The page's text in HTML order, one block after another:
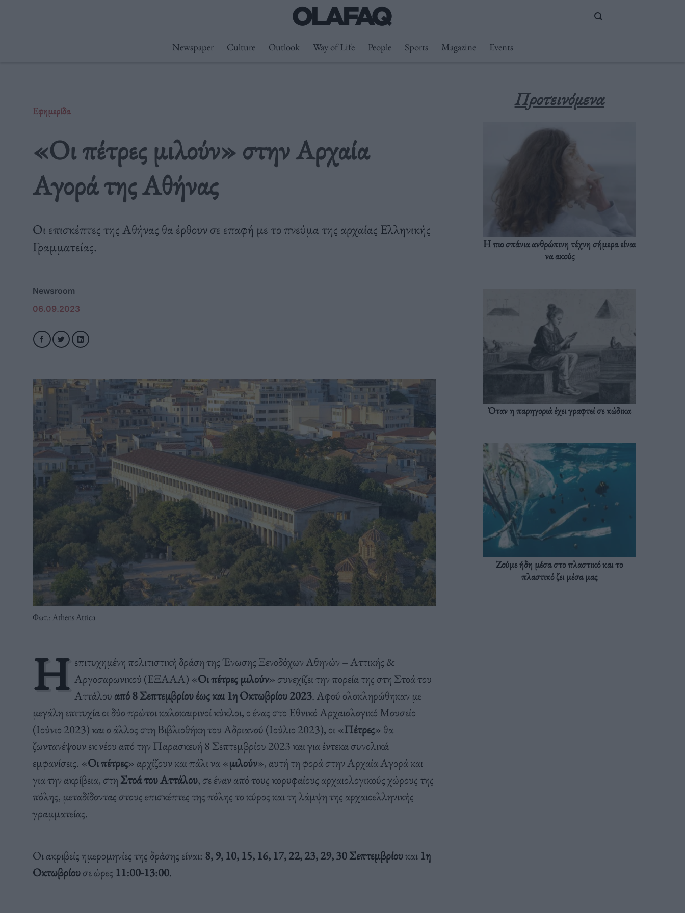
Newspaper Culture Outlook Way of Life People Sports Magazine Events
Εφημερίδα
«Οι πέτρες μιλούν» στην Αρχαία
Αγορά της Αθήνας
Οι επισκέπτες της Αθήνας θα έρθουν σε επαφή με το πνεύμα της αρχαίας Ελληνικής
Γραμματείας.
Newsroom
06.09.2023
Φωτ.: Athens Attica
Η επιτυχημένη πολιτιστική δράση της Ένωσης Ξενοδόχων Αθηνών – Αττικής &
Αργοσαρωνικού (ΕΞΑΑA) «Οι πέτρες μιλούν» συνεχίζει την πορεία της στη Στοά του
Αττάλου από 8 Σεπτεμβρίου έως και 1η Οκτωβρίου 2023. Αφού ολοκληρώθηκαν με
μεγάλη επιτυχία οι δύο πρώτοι καλοκαιρινοί κύκλοι, ο ένας στο Εθνικό Αρχαιολογικό Μουσείο
(Ιούνιο 2023) και ο άλλος στη Βιβλιοθήκη του Αδριανού (Ιούλιο 2023), οι «Πέτρες» θα
ζωντανέψουν εκ νέου από την Παρασκευή 8 Σεπτεμβρίου 2023 και για έντεκα συνολικά
εμφανίσεις. «Οι πέτρες» αρχίζουν και πάλι να «μιλούν», αυτή τη φορά στην Αρχαία Αγορά και
για την ακρίβεια, στη Στοά του Αττάλου, σε έναν από τους κορυφαίους αρχαιολογικούς χώρους της
πόλης, μεταδίδοντας στους επισκέπτες της πόλης το κύρος και τη λάμψη της αρχαιοελληνικής
γραμματείας.
Οι ακριβείς ημερομηνίες της δράσης είναι: 8, 9, 10, 15, 16, 17, 22, 23, 29, 30 Σεπτεμβρίουκαι 1η
Οκτωβρίουσε ώρες 11:00-13:00.
Προτεινόμενα
Η πιο σπάνια ανθρώπινη τέχνη σήμερα είναι
να ακούς
Όταν η παρηγοριά έχει γραφτεί σε κώδικα
Ζούμε ήδη μέσα στο πλαστικό και το
πλαστικό ζει μέσα μας